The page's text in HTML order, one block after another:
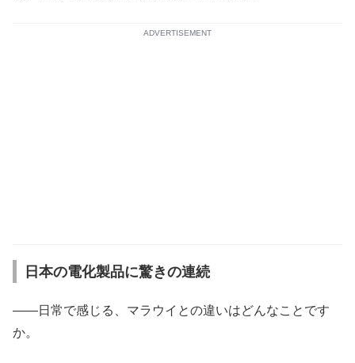
ADVERTISEMENT
日本の電化製品に驚きの連続
――日常で感じる、マラウイとの違いはどんなことです
か。